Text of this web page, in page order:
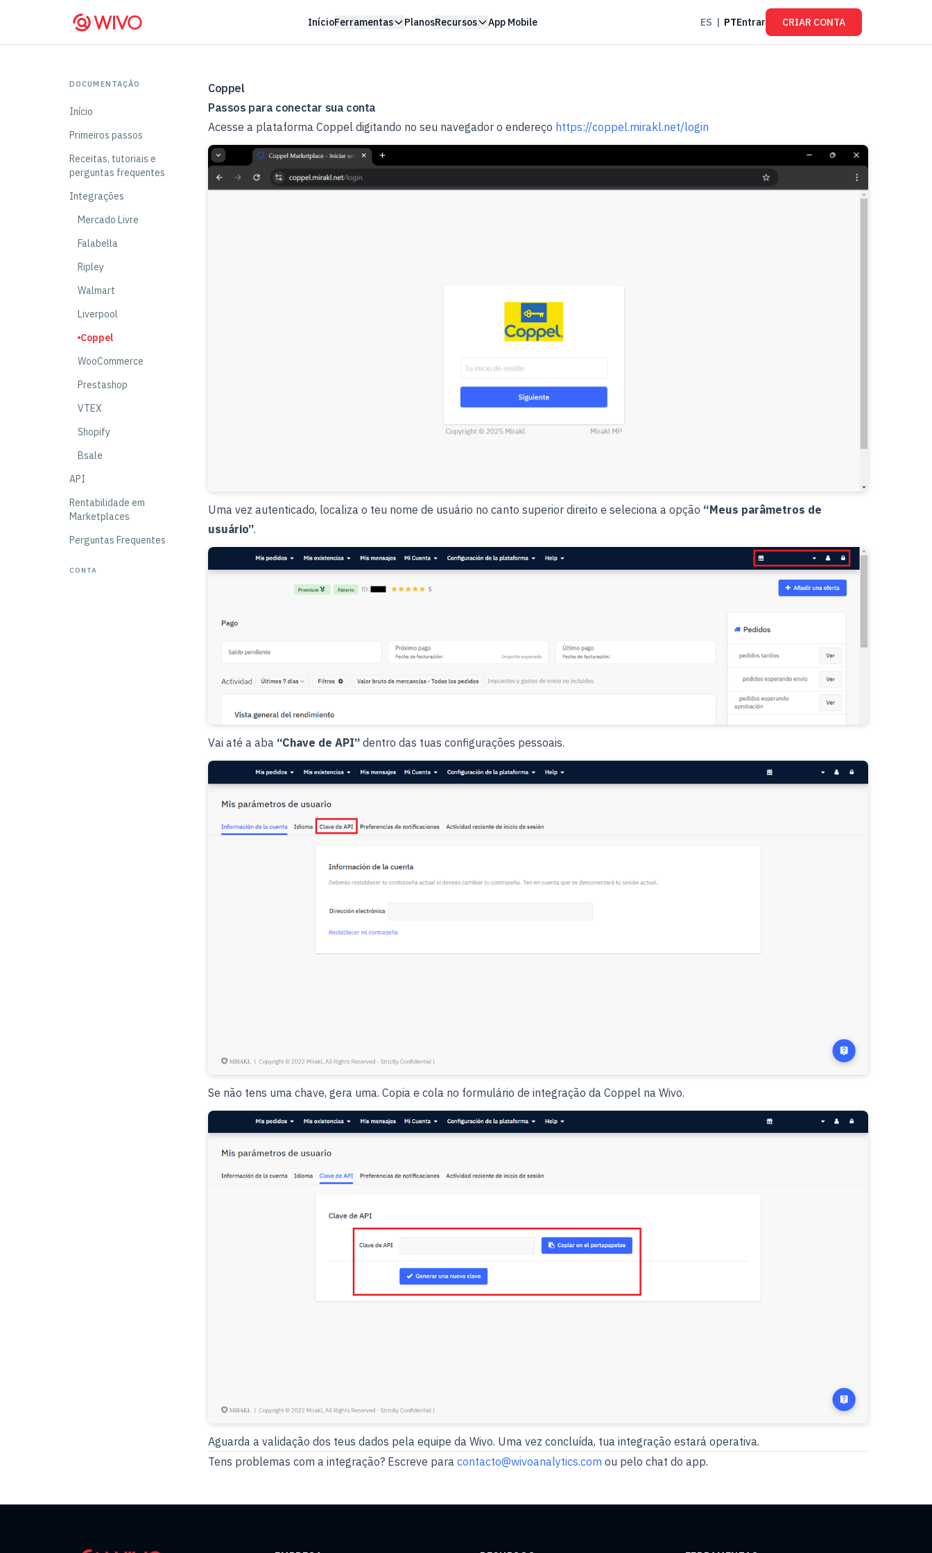
InícioFerramentas PlanosRecursos App Mobile ES | PTEntrar CRIAR CONTA
DOCUMENTAÇÃO
Início
Primeiros passos
Receitas, tutoriais e
perguntas frequentes
Integrações
Mercado Livre
Falabella
Ripley
Walmart
Liverpool
Coppel
WooCommerce
Prestashop
VTEX
Shopify
Bsale
API
Rentabilidade em
Marketplaces
Perguntas Frequentes
CONTA
Coppel
Passos para conectar sua conta
Acesse a plataforma Coppel digitando no seu navegador o endereço https://coppel.mirakl.net/login
Uma vez autenticado, localiza o teu nome de usuário no canto superior direito e seleciona a opção “Meus parâmetros de
usuário”.
Vai até a aba “Chave de API” dentro das tuas configurações pessoais.
Se não tens uma chave, gera uma. Copia e cola no formulário de integração da Coppel na Wivo.
Aguarda a validação dos teus dados pela equipe da Wivo. Uma vez concluída, tua integração estará operativa.
Tens problemas com a integração? Escreve para contacto@wivoanalytics.com ou pelo chat do app.